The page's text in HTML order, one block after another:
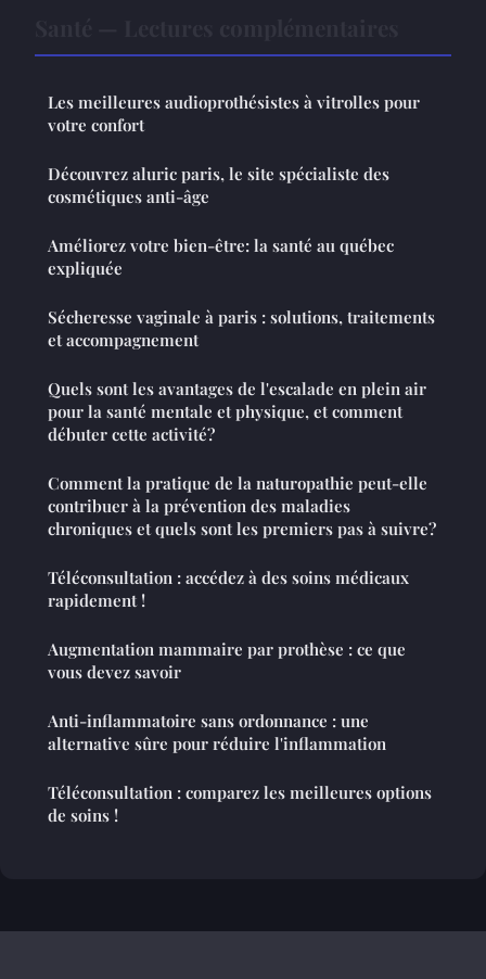
Les meilleures audioprothésistes à vitrolles pour
votre confort
Découvrez aluric paris, le site spécialiste des
cosmétiques anti-âge
Améliorez votre bien-être: la santé au québec
expliquée
Sécheresse vaginale à paris : solutions, traitements
et accompagnement
Quels sont les avantages de l'escalade en plein air
pour la santé mentale et physique, et comment
débuter cette activité?
Comment la pratique de la naturopathie peut-elle
contribuer à la prévention des maladies
chroniques et quels sont les premiers pas à suivre?
Téléconsultation : accédez à des soins médicaux
rapidement !
Augmentation mammaire par prothèse : ce que
vous devez savoir
Anti-inflammatoire sans ordonnance : une
alternative sûre pour réduire l'inflammation
Téléconsultation : comparez les meilleures options
de soins !